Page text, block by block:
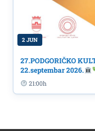
2 JUN
27.PODGORIČKO
22.septembar 2026.
21:00h